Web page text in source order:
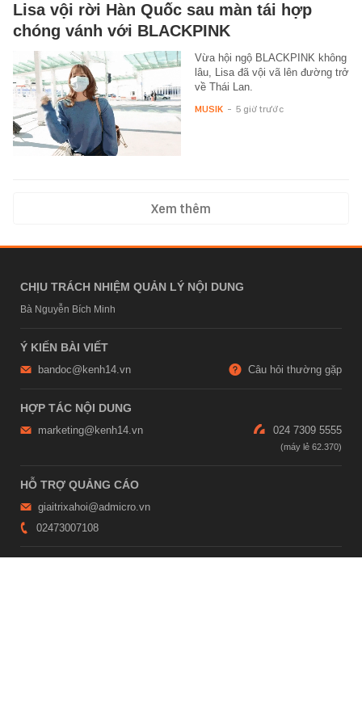
Lisa vội rời Hàn Quốc sau màn tái hợp
chóng vánh với BLACKPINK
Vừa hội ngộ BLACKPINK không
lâu, Lisa đã vội vã lên đường trở
về Thái Lan.
MUSIK - 5 giờ trước
Xem thêm
CHỊU TRÁCH NHIỆM QUẢN LÝ NỘI DUNG
Bà Nguyễn Bích Minh
Ý KIẾN BÀI VIẾT
bandoc@kenh14.vn Câu hỏi thường gặp
HỢP TÁC NỘI DUNG
marketing@kenh14.vn 024 7309 5555
HỖ TRỢ QUẢNG CÁO
giaitrixahoi@admicro.vn
02473007108